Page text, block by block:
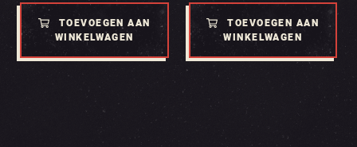
TOEVOEGEN AAN
WINKELWAGEN
TOEVOEGEN AAN
WINKELWAGEN